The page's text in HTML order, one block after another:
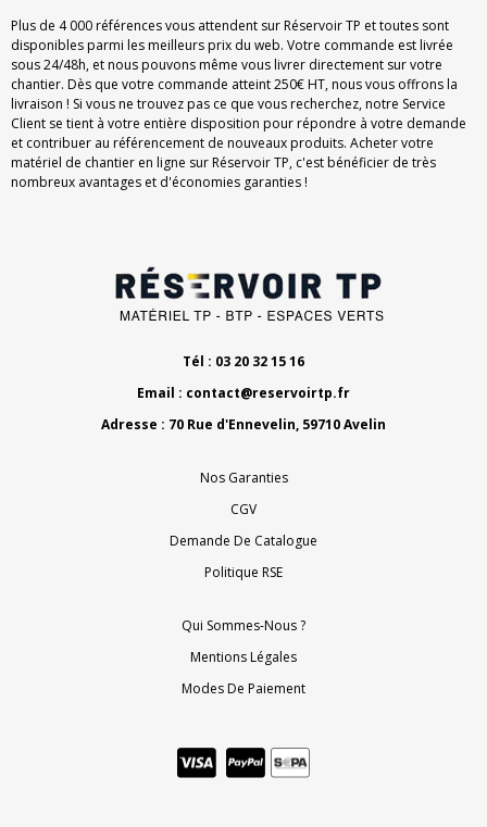
Plus de 4 000 références vous attendent sur Réservoir TP et toutes sont
disponibles parmi les meilleurs prix du web. Votre commande est livrée
sous 24/48h, et nous pouvons même vous livrer directement sur votre
chantier. Dès que votre commande atteint 250€ HT, nous vous offrons la
livraison ! Si vous ne trouvez pas ce que vous recherchez, notre Service
Client se tient à votre entière disposition pour répondre à votre demande
et contribuer au référencement de nouveaux produits. Acheter votre
matériel de chantier en ligne sur Réservoir TP, c'est bénéficier de très
nombreux avantages et d'économies garanties !
Tél : 03 20 32 15 16
Email : contact@reservoirtp.fr
Adresse : 70 Rue d'Ennevelin, 59710 Avelin
Nos Garanties
CGV
Demande De Catalogue
Politique RSE
Qui Sommes-Nous ?
Mentions Légales
Modes De Paiement